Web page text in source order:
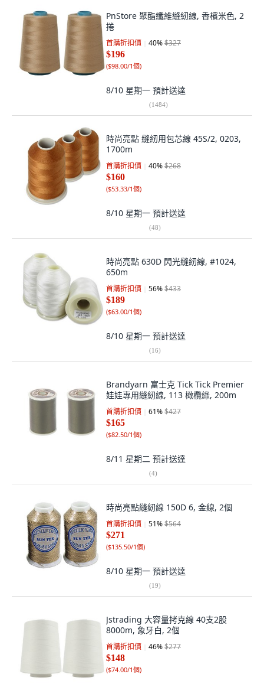
PnStore 聚酯纖維縫紉線, 香檳米色, 2
捲
首購折扣價 40%$327
$196
($98.00/1個)
8/10 星期一 預計送達
(1484)
時尚亮點 縫紉用包芯線 45S/2, 0203,
1700m
首購折扣價 40%$268
$160
($53.33/1個)
8/10 星期一 預計送達
(48)
時尚亮點 630D 閃光縫紉線, #1024,
650m
首購折扣價 56%$433
$189
($63.00/1個)
8/10 星期一 預計送達
(16)
Brandyarn 富士克 Tick Tick Premier
娃娃專用縫紉線, 113 橄欖綠, 200m
首購折扣價 61%$427
$165
($82.50/1個)
8/11 星期二 預計送達
(4)
時尚亮點縫紉線 150D 6, 金線, 2個
首購折扣價 51%$564
$271
($135.50/1個)
8/10 星期一 預計送達
(19)
Jstrading 大容量拷克線 40支2股
8000m, 象牙白, 2個
首購折扣價 46%$277
$148
($74.00/1個)